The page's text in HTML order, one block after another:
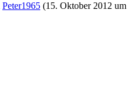
Peter1965 (15. Oktober 2012 um